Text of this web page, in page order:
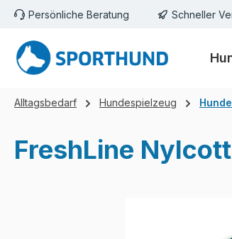
Hauptinhalt springen
Zur Suche springen
Zur Hauptnavigation springen
Persönliche Beratung Schneller
Alltagsbedarf Hundespielzeug
FreshLine